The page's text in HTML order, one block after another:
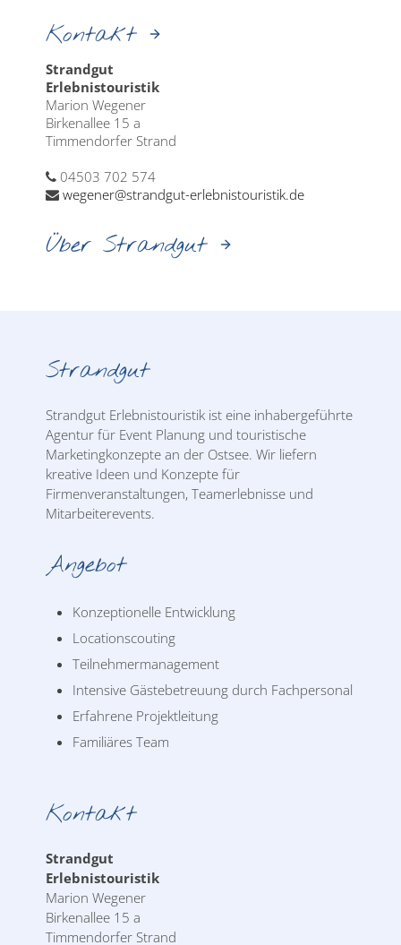
Kontakt
Strandgut
Erlebnistouristik
Marion Wegener
Birkenallee 15 a
Timmendorfer Strand
04503 702 574
wegener@strandgut-erlebnistouristik.de
Über Strandgut
Strandgut
Strandgut Erlebnistouristik ist eine inhabergeführte
Agentur für Event Planung und touristische
Marketingkonzepte an der Ostsee. Wir liefern
kreative Ideen und Konzepte für
Firmenveranstaltungen, Teamerlebnisse und
Mitarbeiterevents.
Angebot
Konzeptionelle Entwicklung
Locationscouting
Teilnehmermanagement
Intensive Gästebetreuung durch Fachpersonal
Erfahrene Projektleitung
Familiäres Team
Kontakt
Strandgut
Erlebnistouristik
Marion Wegener
Birkenallee 15 a
Timmendorfer Strand